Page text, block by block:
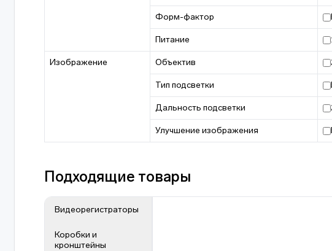
Форм-фактор
Питание
Изображение Объектив
Тип подсветки
Дальность подсветки
Улучшение изображения
Подходящие товары
Видеорегистраторы
Коробки и
кронштейны